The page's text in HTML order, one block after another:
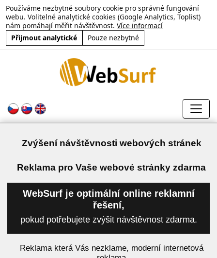
Používáme nezbytné soubory cookie pro správné fungování
webu. Volitelné analytické cookies (Google Analytics, Toplist)
nám pomáhají měřit návštěvnost. Více informací
Přijmout analytické
Pouze nezbytné
Zvýšení návštěvnosti webových stránek
Reklama pro Vaše webové stránky zdarma
WebSurf je optimální online reklamní
řešení,
pokud potřebujete zvýšit návštěvnost zdarma.
Reklama která Vás nezklame, moderní internetová